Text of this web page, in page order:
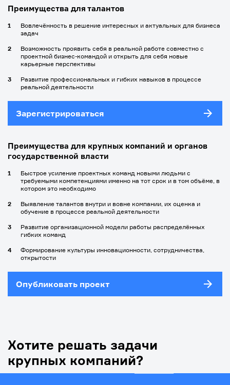
Преимущества для талантов
Вовлечённость в решение интересных и актуальных для бизнеса
задач
Возможность проявить себя в реальной работе совместно с
проектной бизнес-командой и открыть для себя новые
карьерные перспективы
Развитие профессиональных и гибких навыков в процессе
реальной деятельности
Зарегистрироваться
Преимущества для крупных компаний и органов
государственной власти
Быстрое усиление проектных команд новыми людьми с
требуемыми компетенциями именно на тот срок и в том объёме, в
котором это необходимо
Выявление талантов внутри и вовне компании, их оценка и
обучение в процессе реальной деятельности
Развитие организационной модели работы распределённых
гибких команд
Формирование культуры инновационности, сотрудничества,
открытости
Опубликовать проект
Хотите решать задачи
крупных компаний?